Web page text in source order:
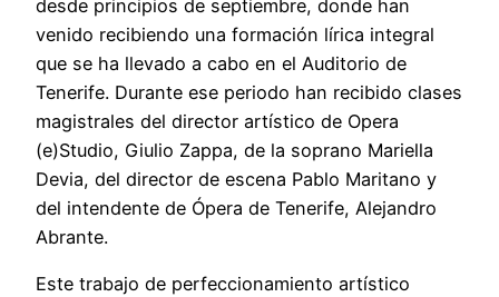
desde principios de septiembre, donde han
venido recibiendo una formación lírica integral
que se ha llevado a cabo en el Auditorio de
Tenerife. Durante ese periodo han recibido clases
magistrales del director artístico de Opera
(e)Studio, Giulio Zappa, de la soprano Mariella
Devia, del director de escena Pablo Maritano y
del intendente de Ópera de Tenerife, Alejandro
Abrante.
Este trabajo de perfeccionamiento artístico